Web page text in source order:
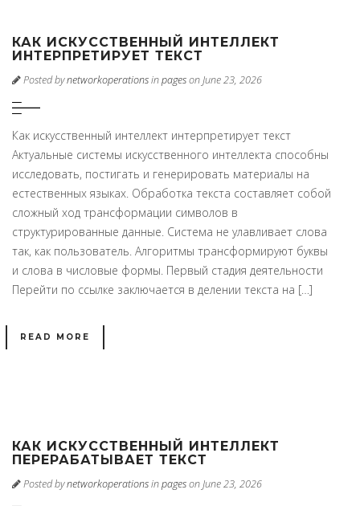
КАК ИСКУССТВЕННЫЙ ИНТЕЛЛЕКТ
ИНТЕРПРЕТИРУЕТ ТЕКСТ
Posted bynetworkoperationsinpageson June 23, 2026
Как искусственный интеллект интерпретирует текст
Актуальные системы искусственного интеллекта способны
исследовать, постигать и генерировать материалы на
естественных языках. Обработка текста составляет собой
сложный ход трансформации символов в
структурированные данные. Система не улавливает слова
так, как пользователь. Алгоритмы трансформируют буквы
и слова в числовые формы. Первый стадия деятельности
Перейти по ссылке заключается в делении текста на […]
READ MORE
КАК ИСКУССТВЕННЫЙ ИНТЕЛЛЕКТ
ПЕРЕРАБАТЫВАЕТ ТЕКСТ
Posted bynetworkoperationsinpageson June 23, 2026